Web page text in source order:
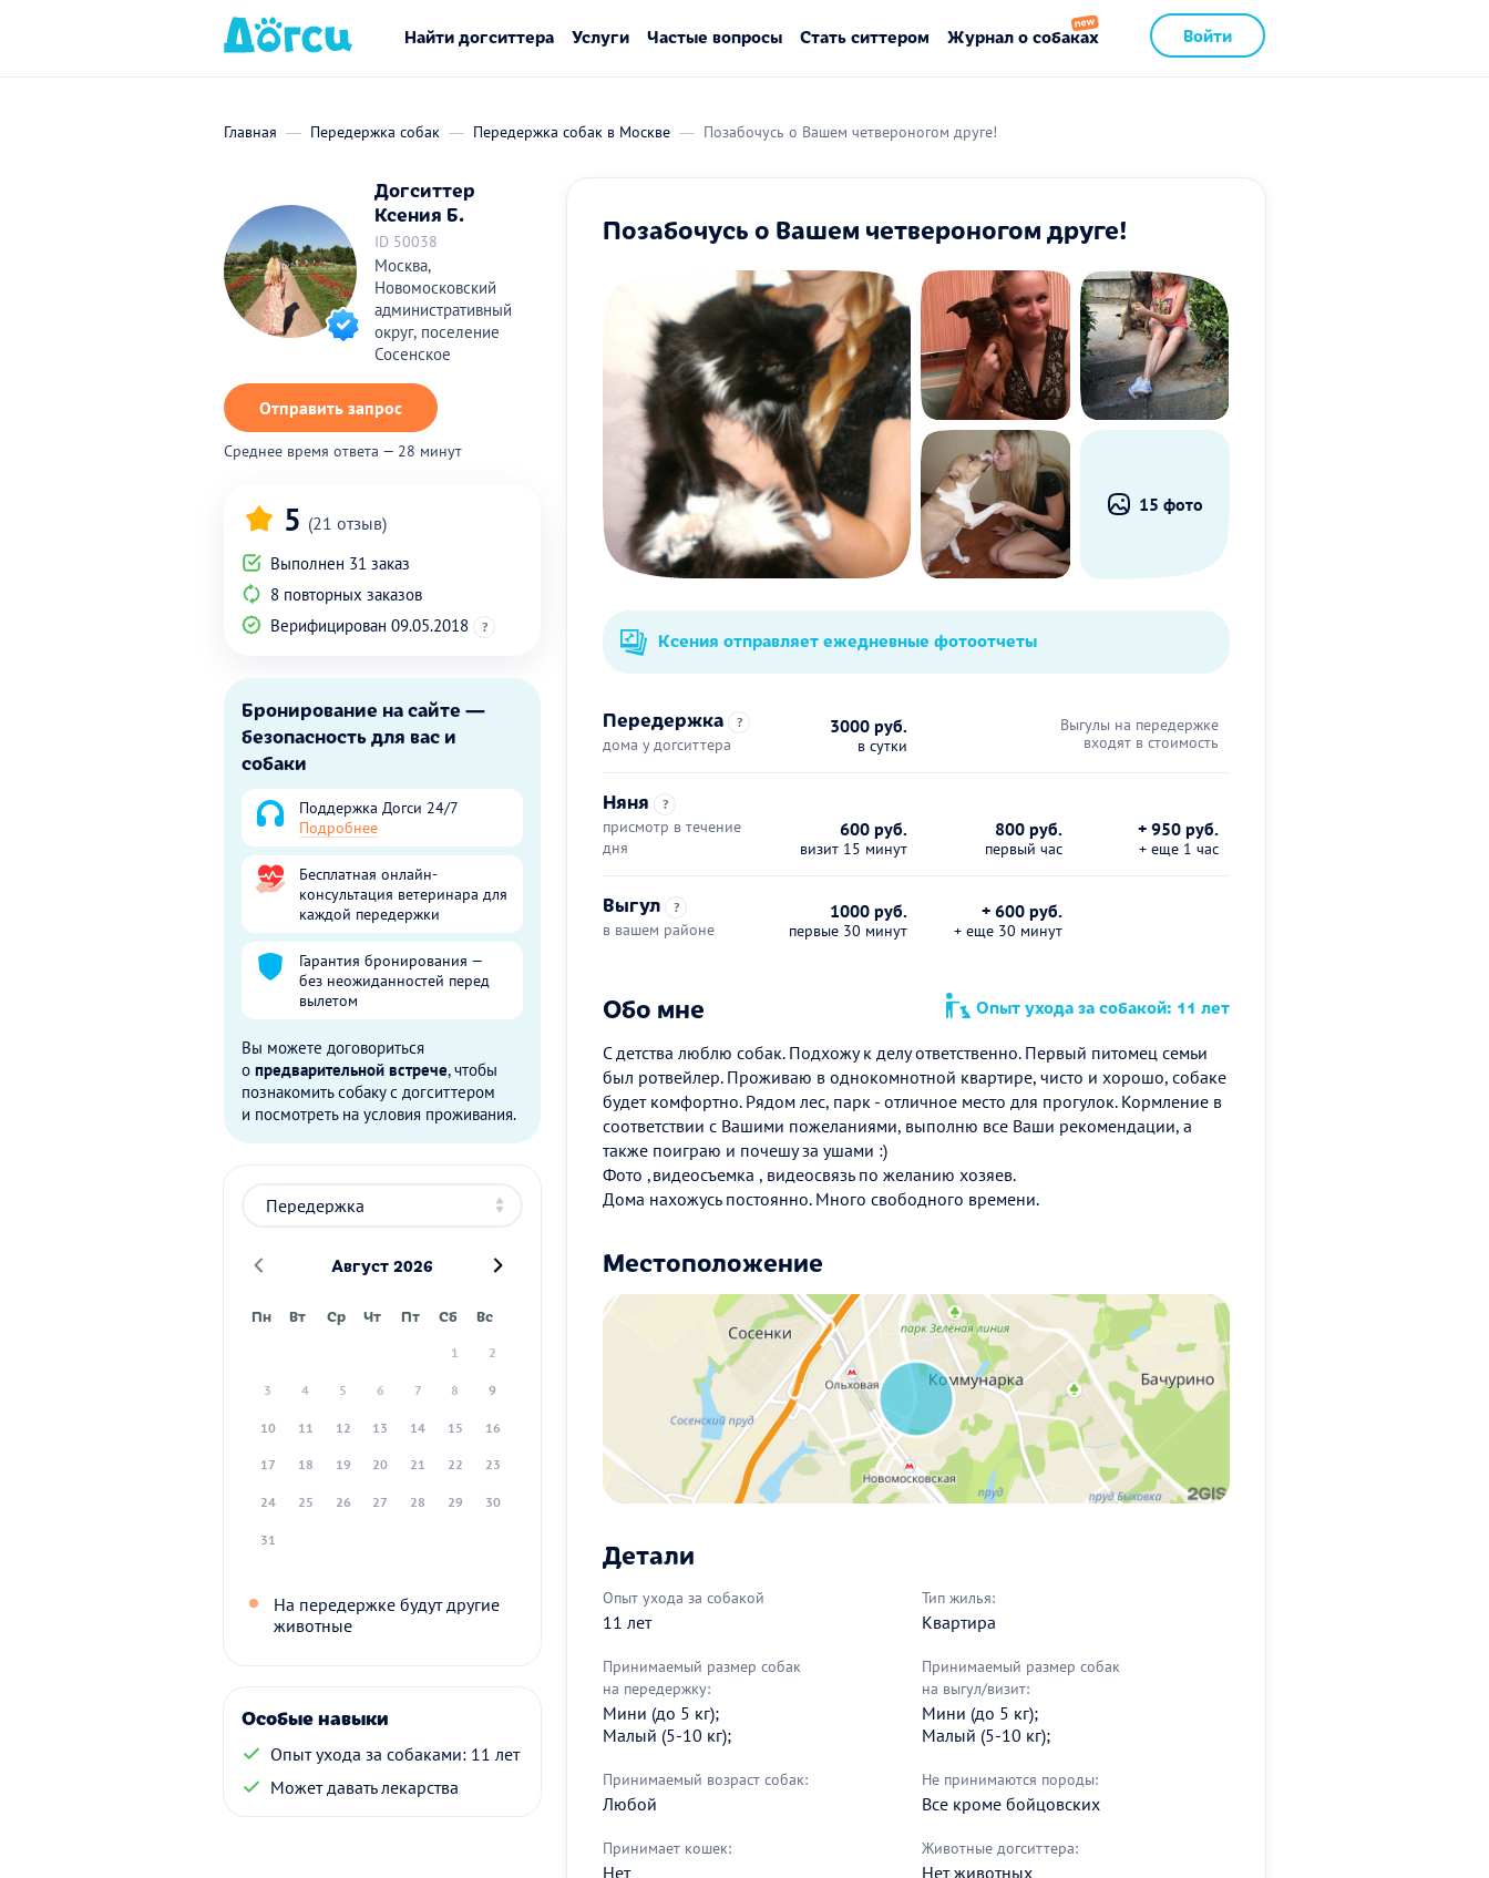
Войти
Найти догситтера Услуги Частые вопросы Стать ситтером Журнал о собаках
Главная Передержка собак Передержка собак в Москве Позабочусь о Вашем четвероногом друге!
Догситтер
Ксения Б.
ID 50038
Москва,
Новомосковский
административный
округ, поселение
Сосенское
Отправить запрос
Среднее время ответа — 28 минут
5 (21 отзыв)
Выполнен 31 заказ
8 повторных заказов
Верифицирован 09.05.2018
?
Бронирование на сайте —
безопасность для вас и
собаки
Поддержка Догси 24/7
Подробнее
Бесплатная онлайн-
консультация ветеринара для
каждой передержки
Гарантия бронирования —
без неожиданностей перед
вылетом
Вы можете договориться
о предварительной встрече, чтобы
познакомить собаку с догситтером
и посмотреть на условия проживания.
Август 2026
Пн Вт Ср Чт Пт Сб Вс
1 2
3 4 5 6 7 8 9
10 11 12 13 14 15 16
17 18 19 20 21 22 23
24 25 26 27 28 29 30
31
На передержке будут другие
животные
Особые навыки
Опыт ухода за собаками: 11 лет
Может давать лекарства
Позабочусь о Вашем четвероногом друге!
15 фото
Ксения отправляет ежедневные фотоотчеты
Передержка ?
дома у догситтера
3000 руб.
в сутки
Выгулы на передержке
входят в стоимость
Няня ?
присмотр в течение
дня
600 руб.
визит 15 минут
800 руб.
первый час
+ 950 руб.
+ еще 1 час
Выгул ?
в вашем районе
1000 руб.
первые 30 минут
+ 600 руб.
+ еще 30 минут
Обо мне Опыт ухода за собакой: 11 лет
С детства люблю собак. Подхожу к делу ответственно. Первый питомец семьи
был ротвейлер. Проживаю в однокомнотной квартире, чисто и хорошо, собаке
будет комфортно. Рядом лес, парк - отличное место для прогулок. Кормление в
соответствии с Вашими пожеланиями, выполню все Ваши рекомендации, а
также поиграю и почешу за ушами :)
Фото ,видеосъемка , видеосвязь по желанию хозяев.
Дома нахожусь постоянно. Много свободного времени.
Местоположение
Детали
Опыт ухода за собакой
11 лет
Тип жилья:
Квартира
Принимаемый размер собак
на передержку:
Мини (до 5 кг);
Малый (5-10 кг);
Принимаемый размер собак
на выгул/визит:
Мини (до 5 кг);
Малый (5-10 кг);
Принимаемый возраст собак:
Любой
Не принимаются породы:
Все кроме бойцовских
Принимает кошек:
Нет
Животные догситтера:
Нет животных